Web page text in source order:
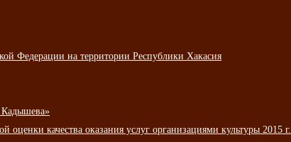
Федерации на территории Республики Хакасия
качества оказания услуг организациями культуры 2015 г.